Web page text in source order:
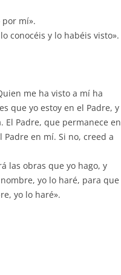
para
el
volumen.
por mí».
conocéis y lo habéis visto».
me ha visto a mí ha
que yo estoy en el Padre, y
El Padre, que permanece en
Padre en mí. Si no, creed a
las obras que yo hago, y
yo lo haré, para que
yo lo haré».